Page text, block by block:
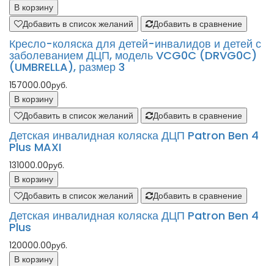
В корзину
Добавить в список желаний
Добавить в сравнение
Кресло-коляска для детей-инвалидов и детей с
заболеванием ДЦП, модель VCG0C (DRVG0C)
(UMBRELLA), размер 3
157000.00руб.
В корзину
Добавить в список желаний
Добавить в сравнение
Детская инвалидная коляска ДЦП Patron Ben 4
Plus MAXI
131000.00руб.
В корзину
Добавить в список желаний
Добавить в сравнение
Детская инвалидная коляска ДЦП Patron Ben 4
Plus
120000.00руб.
В корзину